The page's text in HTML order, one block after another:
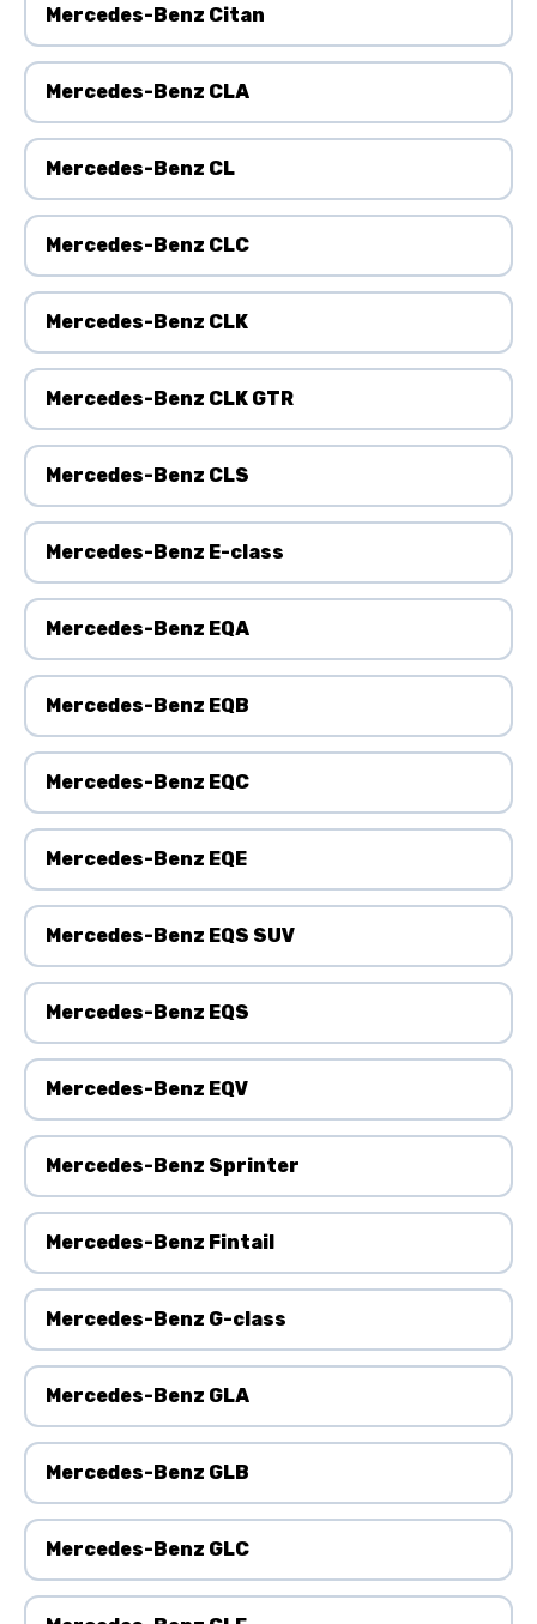
Mercedes-Benz Citan
Mercedes-Benz CLA
Mercedes-Benz CL
Mercedes-Benz CLC
Mercedes-Benz CLK
Mercedes-Benz CLK GTR
Mercedes-Benz CLS
Mercedes-Benz E-class
Mercedes-Benz EQA
Mercedes-Benz EQB
Mercedes-Benz EQC
Mercedes-Benz EQE
Mercedes-Benz EQS SUV
Mercedes-Benz EQS
Mercedes-Benz EQV
Mercedes-Benz Sprinter
Mercedes-Benz Fintail
Mercedes-Benz G-class
Mercedes-Benz GLA
Mercedes-Benz GLB
Mercedes-Benz GLC